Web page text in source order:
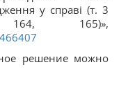
у справі (т. 3
165)»,
решение можно